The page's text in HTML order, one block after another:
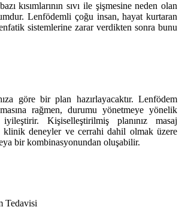
kısımlarının sıvı ile şişmesine neden olan
Lenfödemli çoğu insan, hayat kurtaran
sistemlerine zarar verdikten sonra bunu
göre bir plan hazırlayacaktır. Lenfödem
rağmen, durumu yönetmeye yönelik
Kişiselleştirilmiş planınız masaj
klinik deneyler ve cerrahi dahil olmak üzere
bir kombinasyonundan oluşabilir.
Tedavisi